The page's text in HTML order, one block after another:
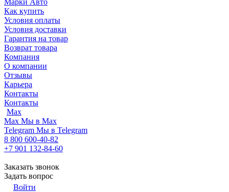
Марки Авто
Как купить
Условия оплаты
Условия доставки
Гарантия на товар
Возврат товара
Компания
О компании
Отзывы
Карьера
Контакты
Контакты
Max
Max Мы в Max
Telegram Мы в Telegram
8 800 600-40-82
+7 901 132-84-60
Заказать звонок
Задать вопрос
Войти